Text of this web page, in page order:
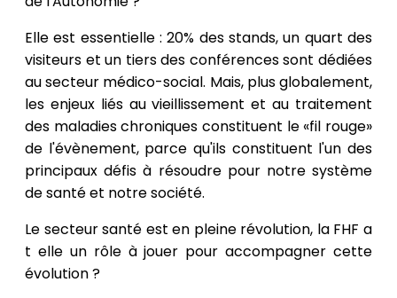
Elle est essentielle : 20% des stands, un quart des
visiteurs et un tiers des conférences sont dédiées
au secteur médico-social. Mais, plus globalement,
les enjeux liés au vieillissement et au traitement
des maladies chroniques constituent le «fil rouge»
de l'évènement, parce qu'ils constituent l'un des
principaux défis à résoudre pour notre système
de santé et notre société.
Le secteur santé est en pleine révolution, la FHF a
t elle un rôle à jouer pour accompagner cette
évolution ?